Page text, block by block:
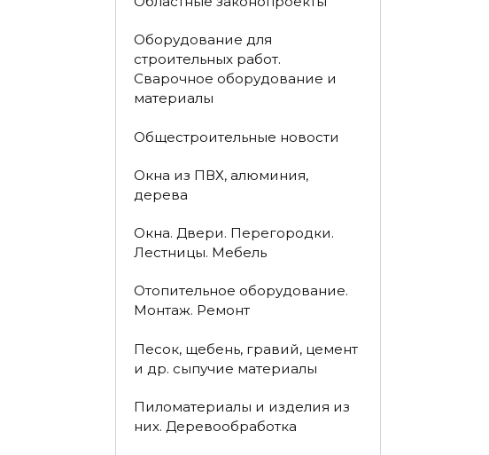
Оборудование для
строительных работ.
Сварочное оборудование и
материалы
Общестроительные новости
Окна из ПВХ, алюминия,
дерева
Окна. Двери. Перегородки.
Лестницы. Мебель
Отопительное оборудование.
Монтаж. Ремонт
Песок, щебень, гравий, цемент
и др. сыпучие материалы
Пиломатериалы и изделия из
них. Деревообработка